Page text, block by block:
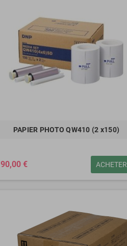
PAPIER PHOTO QW410 (2 x150)
90,00 € ACHETER